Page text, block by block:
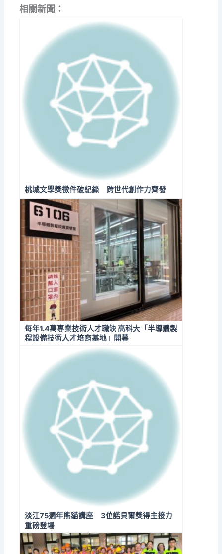
相關新聞：
桃城文學獎徵件破紀錄 跨世代創作力齊發
每年1.4萬專業技術人才職缺 高科大「半導體製
程設備技術人才培育基地」開幕
淡江75週年熊貓講座 3位諾貝爾獎得主接力
重磅登場